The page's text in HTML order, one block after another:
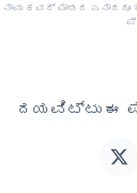
ನಾವು ಕವರ್ ಮಾಡದ ಏನಾದರೂ
ದಯವಿಟ್ಟು ಈ